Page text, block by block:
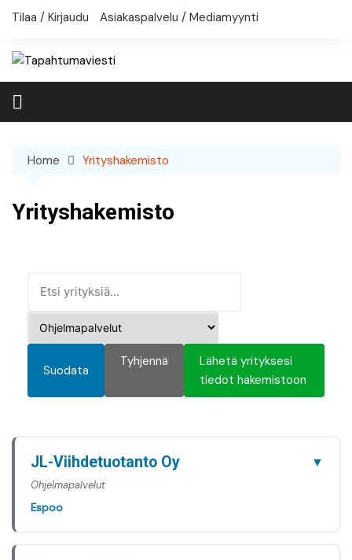
Skip
Tilaa / Kirjaudu Asiakaspalvelu / Mediamyynti
Home Yrityshakemisto
Yrityshakemisto
Suodata
Tyhjennä
Lähetä yrityksesi
tiedot hakemistoon
JL-Viihdetuotanto Oy ▼
Ohjelmapalvelut
Espoo